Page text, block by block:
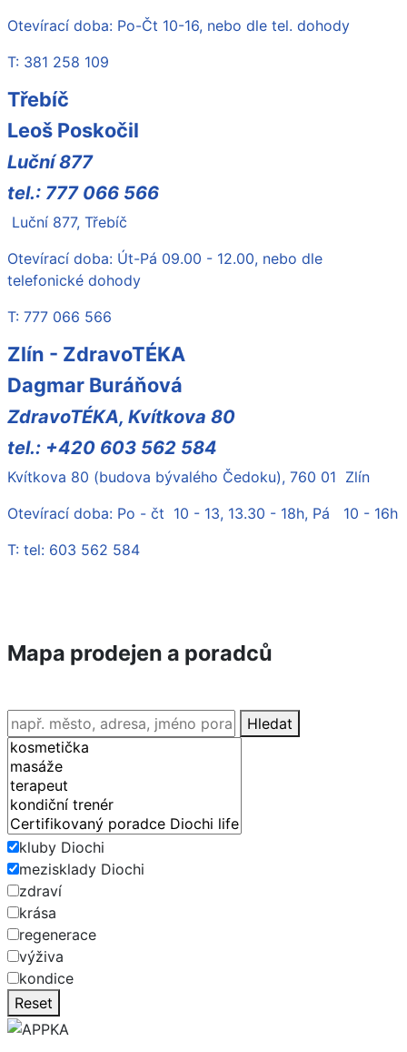
Otevírací doba: Po-Čt 10-16, nebo dle tel. dohody
T: 381 258 109
Třebíč
Leoš Poskočil
Luční 877
tel.: 777 066 566
Luční 877, Třebíč
Otevírací doba: Út-Pá 09.00 - 12.00, nebo dle
telefonické dohody
T: 777 066 566
Zlín - ZdravoTÉKA
Dagmar Buráňová
ZdravoTÉKA, Kvítkova 80
tel.: +420 603 562 584
Kvítkova 80 (budova bývalého Čedoku), 760 01 Zlín
Otevírací doba: Po - čt 10 - 13, 13.30 - 18h, Pá 10 - 16h
T: tel: 603 562 584
Mapa prodejen a poradců
Hledat
kluby Diochi
mezisklady Diochi
zdraví
krása
regenerace
výživa
kondice
Reset